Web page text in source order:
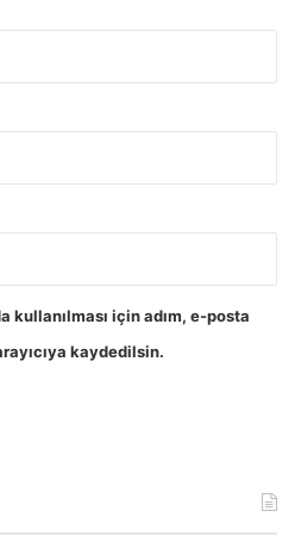
kullanılması için adım, e-posta
kaydedilsin.